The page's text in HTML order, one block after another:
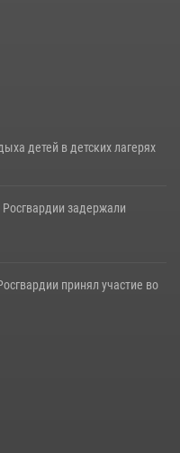
детей в детских лагерях
задержали
принял участие во